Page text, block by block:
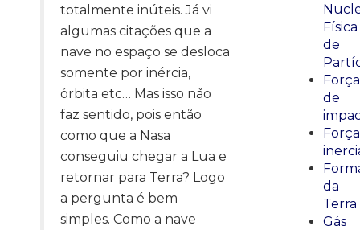
totalmente inúteis. Já vi
algumas citações que a
nave no espaço se desloca
somente por inércia,
órbita etc… Mas isso não
faz sentido, pois então
como que a Nasa
conseguiu chegar a Lua e
retornar para Terra? Logo
a pergunta é bem
simples. Como a nave
Física
de
Força
de
da
Terra
Gás